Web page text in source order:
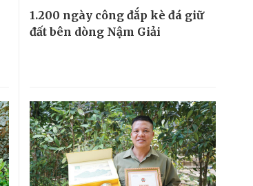
1.200 ngày công đắp kè đá giữ
đất bên dòng Nậm Giải